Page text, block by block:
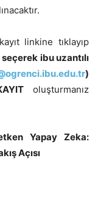
linkine tıklayıp
ibu uzantılı
)
oluşturmanız
Yapay Zeka:
Açısı